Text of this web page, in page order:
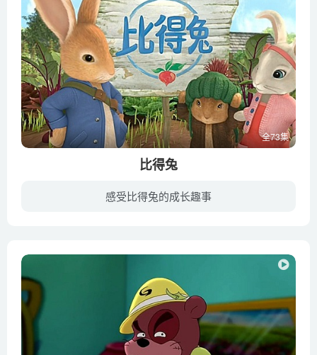
全73集
比得兔
感受比得兔的成长趣事